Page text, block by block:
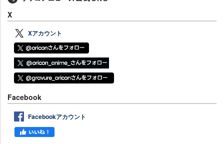
X
Xアカウント
Facebook
Facebookアカウント